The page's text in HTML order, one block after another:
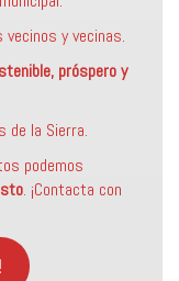
vecinos y vecinas.
próspero y
de la Sierra.
podemos
. ¡Contacta con